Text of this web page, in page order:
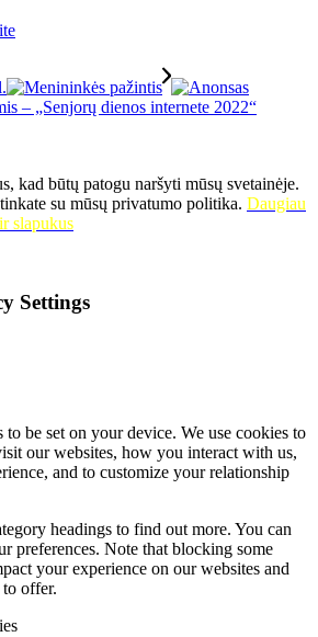
– „Senjorų dienos internete 2022“
kad būtų patogu naršyti mūsų svetainėje.
su mūsų privatumo politika. Daugiau
slapukus
Settings
to be set on your device. We use cookies to
our websites, how you interact with us,
and to customize your relationship
headings to find out more. You can
preferences. Note that blocking some
your experience on our websites and
to offer.